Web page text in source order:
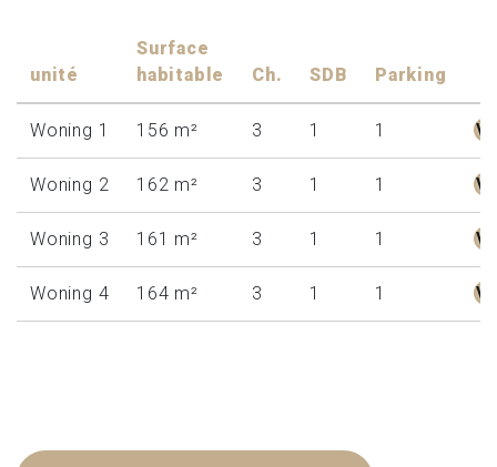
unité
Surface
habitable
Ch. SDB Parking
Woning 1 156 m² 3 1 1
Woning 2 162 m² 3 1 1
Woning 3 161 m² 3 1 1
Woning 4 164 m² 3 1 1